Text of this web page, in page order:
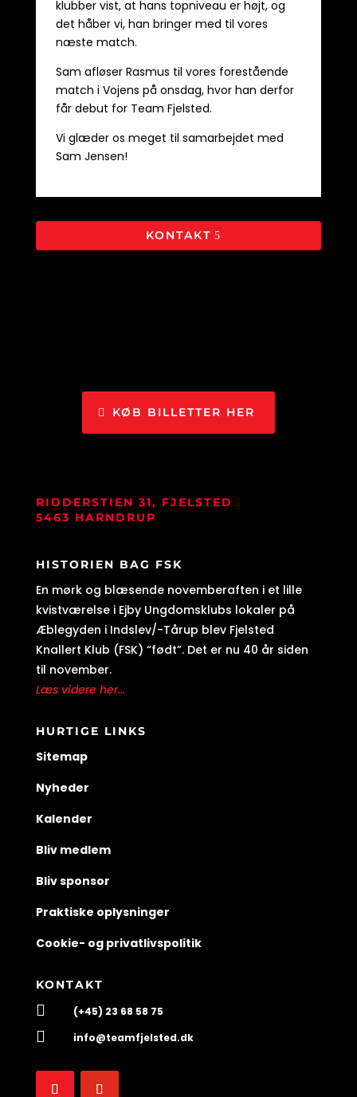
klubber vist, at hans topniveau er højt, og
det håber vi, han bringer med til vores
næste match.
Sam afløser Rasmus til vores forestående
match i Vojens på onsdag, hvor han derfor
får debut for Team Fjelsted.
Vi glæder os meget til samarbejdet med
Sam Jensen!
KONTAKT
KØB BILLETTER HER
RIDDERSTIEN 31, FJELSTED
5463 HARNDRUP
HISTORIEN BAG FSK
En mørk og blæsende novemberaften i et lille
kvistværelse i Ejby Ungdomsklubs lokaler på
Æblegyden i Indslev/-Tårup blev Fjelsted
Knallert Klub (FSK) “født”. Det er nu 40 år siden
til november.
Læs videre her...
HURTIGE LINKS
Sitemap
Nyheder
Kalender
Bliv medlem
Bliv sponsor
Praktiske oplysninger
Cookie- og privatlivspolitik
KONTAKT
 (+45) 23 68 58 75
 info@teamfjelsted.dk